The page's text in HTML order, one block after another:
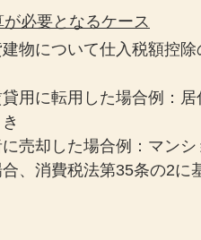
必要となるケース
物について仕入税額控
用に転用した場合例：
売却した場合例：マン
、消費税法第35条の2に